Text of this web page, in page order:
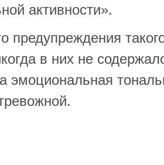
активности».
предупреждения
в них не
эмоциональная